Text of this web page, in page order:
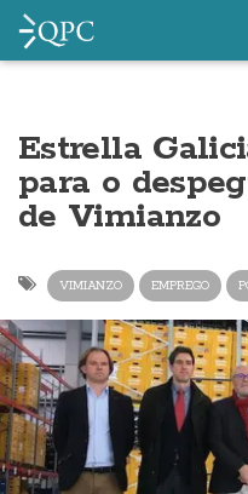
Estrella
para o
de Vimianzo
VIMIANZO EMPREGO